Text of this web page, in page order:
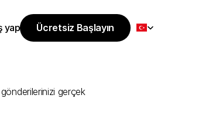
Enİyi
gerçek
yap
Ücretsiz Başlayın
Ücretsiz Başlayın